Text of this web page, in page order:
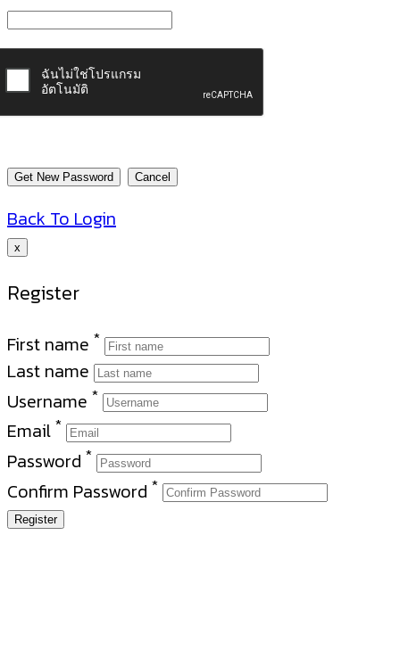
Back To Login
x
Register
First name *
Last name
Username *
Email *
Password *
Confirm Password *
Register